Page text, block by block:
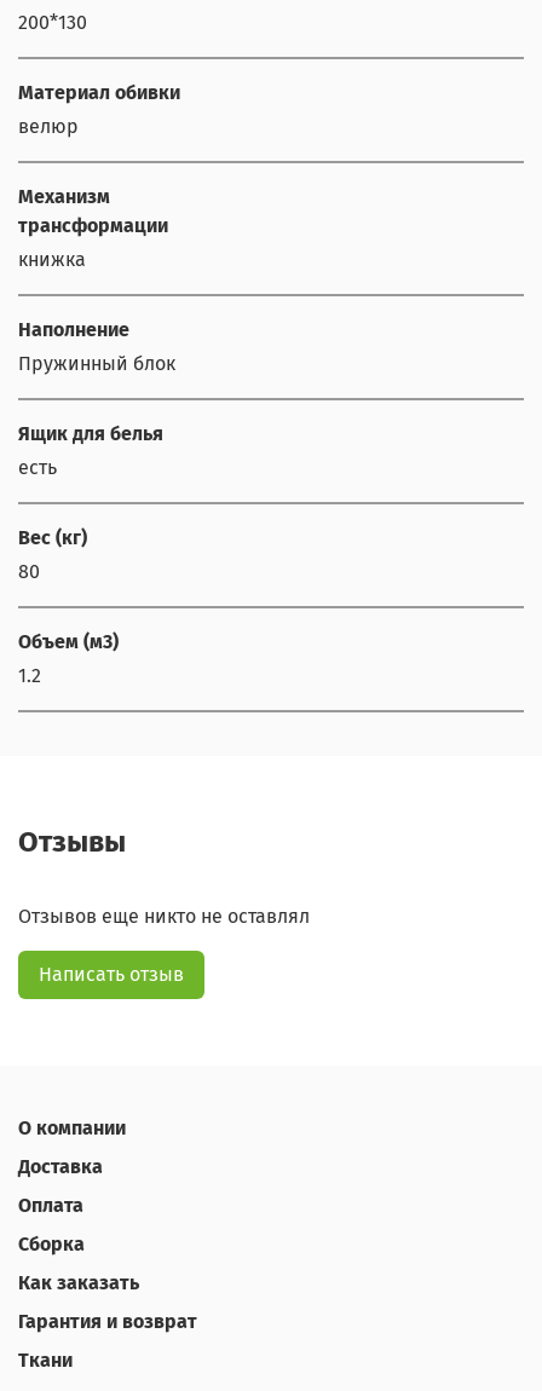
200*130
Материал обивки
велюр
Механизм
трансформации
книжка
Наполнение
Пружинный блок
Ящик для белья
есть
Вес (кг)
80
Объем (м3)
1.2
Отзывы
Отзывов еще никто не оставлял
Написать отзыв
О компании
Доставка
Оплата
Сборка
Как заказать
Гарантия и возврат
Ткани